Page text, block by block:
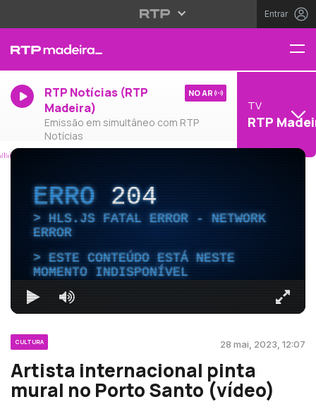
Entrar
RTP Notícias (RTP
Madeira)
Emissão em simultâneo com RTP
Notícias
NO AR
TV
RTP
ERRO204
HLS.JS FATAL ERROR - NETWORK
ERROR
ESTE CONTEÚDO ESTÁ NESTE
MOMENTO INDISPONÍVEL
CULTURA 28 mai, 2023, 12:07
Artista internacional pinta
mural no Porto Santo (vídeo)